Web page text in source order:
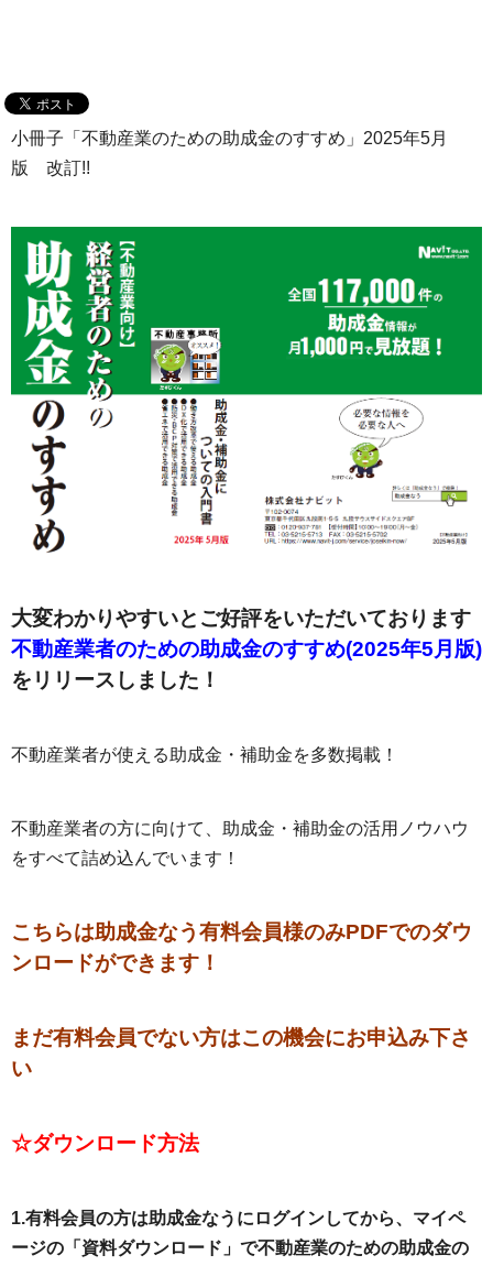
小冊子「不動産業のための助成金のすすめ」2025年5月
版 改訂!!
大変わかりやすいとご好評をいただいております
不動産業者のための助成金のすすめ(2025年5月版)
をリリースしました！
不動産業者が使える助成金・補助金を多数掲載！
不動産業者の方に向けて、助成金・補助金の活用ノウハウ
をすべて詰め込んでいます！
こちらは助成金なう有料会員様のみPDFでのダウ
ンロードができます！
まだ有料会員でない方はこの機会にお申込み下さ
い
☆ダウンロード方法
1.有料会員の方は助成金なうにログインしてから、マイペ
ージの「資料ダウンロード」で不動産業のための助成金の